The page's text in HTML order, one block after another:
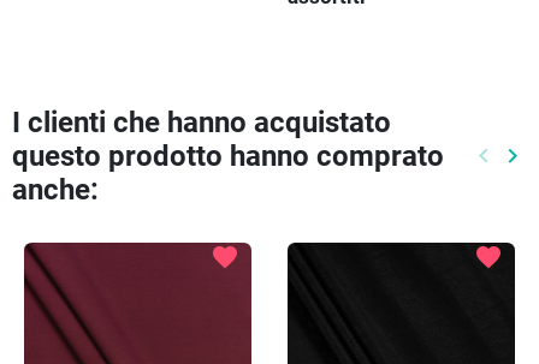
I clienti che hanno acquistato
questo prodotto hanno comprato
anche:
keyboard_arrow_left keyboard_arrow_right
favorite favorite